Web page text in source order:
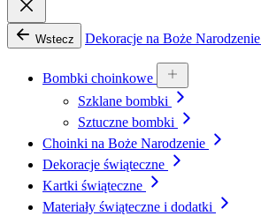
Wstecz Dekoracje na Boże Narodzenie
Bombki choinkowe
Szklane bombki
Sztuczne bombki
Choinki na Boże Narodzenie
Dekoracje świąteczne
Kartki świąteczne
Materiały świąteczne i dodatki